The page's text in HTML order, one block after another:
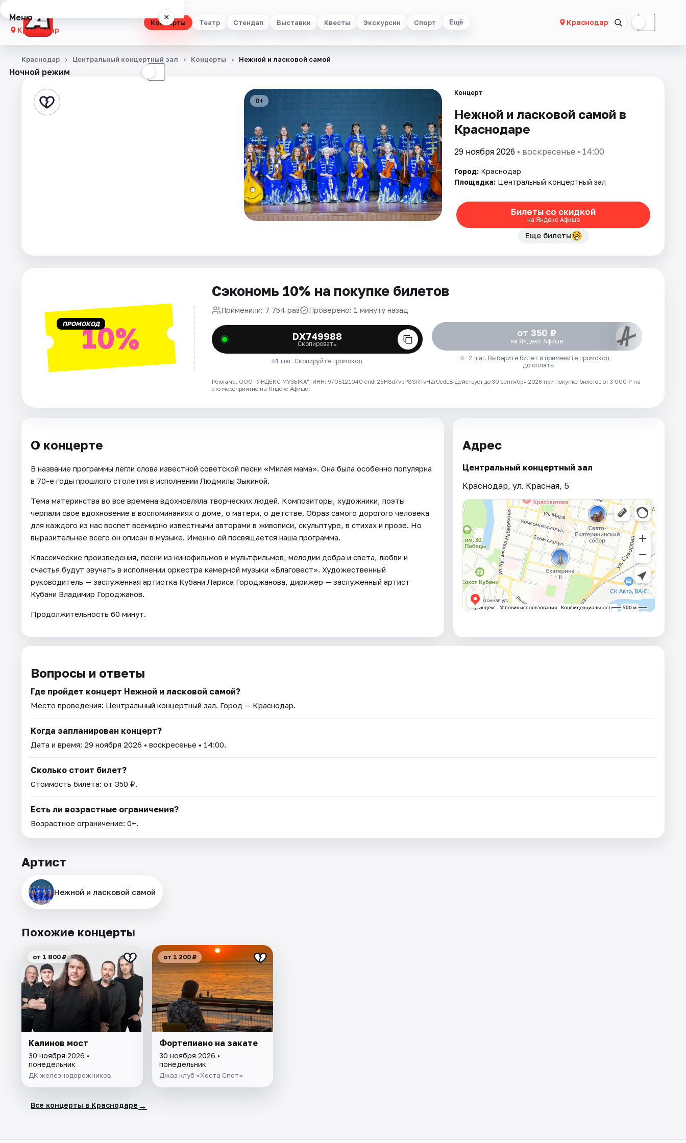
Концерты Театр Стендап Выставки Квесты Экскурсии Спорт Ещё Краснодар ☾
Меню ×
Краснодар
Концерты
Стендап
Города
Рейтинги
Ночной режим ☾
Краснодар Центральный концертный зал Концерты Нежной и ласковой самой
0+
Концерт
Нежной и ласковой самой в
Краснодаре
29 ноября 2026 • воскресенье • 14:00
Город: Краснодар
Площадка: Центральный концертный зал
Билеты со скидкой
на Яндекс Афише
Еще билеты
ПРОМОКОД10%
Сэкономь 10% на покупке билетов
Применили: 7 754 раз Проверено: 1 минуту назад
DX749988
Скопировать
1 шаг. Скопируйте промокод
от 350 ₽
на Яндекс Афише
2 шаг. Выберите билет и примените промокод
до оплаты
Реклама. ООО "ЯНДЕКС МУЗЫКА", ИНН: 9705121040 erid: 25H8d7vbP8SRTvHZrUcdLB Действует до 30 сентября 2026 при покупке билетов от 3 000 ₽ на
это мероприятие на Яндекс Афише!
О концерте
В название программы легли слова известной советской песни «Милая мама». Она была особенно популярна
в 70-е годы прошлого столетия в исполнении Людмилы Зыкиной.
Тема материнства во все времена вдохновляла творческих людей. Композиторы, художники, поэты
черпали своё вдохновение в воспоминаниях о доме, о матери, о детстве. Образ самого дорогого человека
для каждого из нас воспет всемирно известными авторами в живописи, скульптуре, в стихах и прозе. Но
выразительнее всего он описан в музыке. Именно ей посвящается наша программа.
Классические произведения, песни из кинофильмов и мультфильмов, мелодии добра и света, любви и
счастья будут звучать в исполнении оркестра камерной музыки «Благовест». Художественный
руководитель — заслуженная артистка Кубани Лариса Городжанова, дирижер — заслуженный артист
Кубани Владимир Городжанов.
Продолжительность 60 минут.
Адрес
Центральный концертный зал
Краснодар, ул. Красная, 5
Вопросы и ответы
Где пройдет концерт Нежной и ласковой самой?
Место проведения: Центральный концертный зал. Город — Краснодар.
Когда запланирован концерт?
Дата и время: 29 ноября 2026 • воскресенье • 14:00.
Сколько стоит билет?
Стоимость билета: от 350 ₽.
Есть ли возрастные ограничения?
Возрастное ограничение: 0+.
Артист
Нежной и ласковой самой
Похожие концерты
от 1 800 ₽
Калинов мост
30 ноября 2026 •
понедельник
ДК железнодорожников
от 1 200 ₽
Фортепиано на закате
30 ноября 2026 •
понедельник
Джаз клуб «Хоста Спот»
Все концерты в Краснодаре →